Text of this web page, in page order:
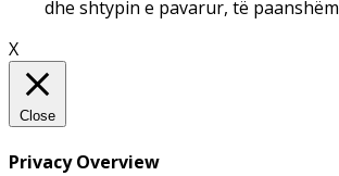
dhe shtypin e pavarur, të
X
Close
Privacy Overview